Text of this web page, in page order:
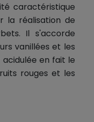
caractéristique
la réalisation de
Il s'accorde
vanillées et les
en fait le
rouges et les